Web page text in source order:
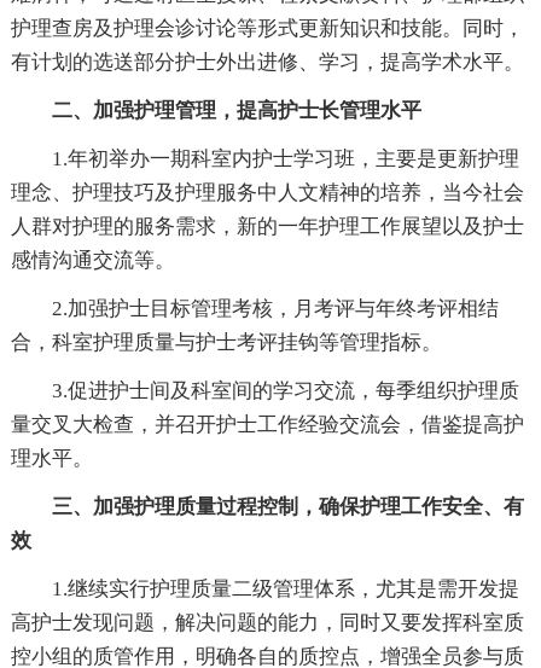
护理查房及护理会诊讨论等形式更新知识和技能。同时，
有计划的选送部分护士外出进修、学习，提高学术水平。
二、加强护理管理，提高护士长管理水平
1.年初举办一期科室内护士学习班，主要是更新护理
理念、护理技巧及护理服务中人文精神的培养，当今社会
人群对护理的服务需求，新的一年护理工作展望以及护士
感情沟通交流等。
2.加强护士目标管理考核，月考评与年终考评相结
合，科室护理质量与护士考评挂钩等管理指标。
3.促进护士间及科室间的学习交流，每季组织护理质
量交叉大检查，并召开护士工作经验交流会，借鉴提高护
理水平。
三、加强护理质量过程控制，确保护理工作安全、有
效
1.继续实行护理质量二级管理体系，尤其是需开发提
高护士发现问题，解决问题的能力，同时又要发挥科室质
控小组的质管作用，明确各自的质控点，增强全员参与质